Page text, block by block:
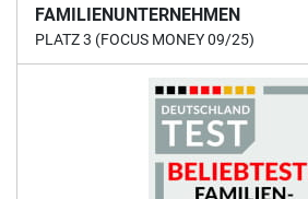
FAMILIENUNTERNEHMEN
PLATZ 3 (FOCUS MONEY 09/25)